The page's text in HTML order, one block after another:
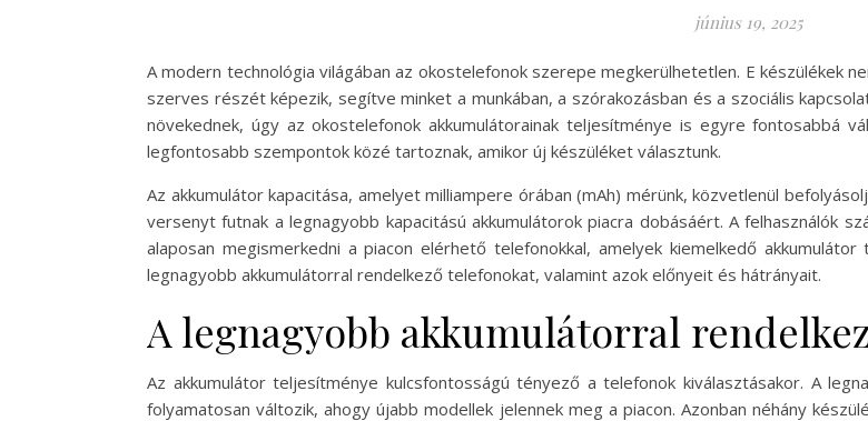
június 19, 2025
A modern technológia világában az okostelefonok szerepe megkerülhetetlen. E készülékek
szerves részét képezik, segítve minket a munkában, a szórakozásban és a szociális
növekednek, úgy az okostelefonok akkumulátorainak teljesítménye is egyre fontosabbá
legfontosabb szempontok közé tartoznak, amikor új készüléket választunk.
Az akkumulátor kapacitása, amelyet milliampere órában (mAh) mérünk, közvetlenül
versenyt futnak a legnagyobb kapacitású akkumulátorok piacra dobásáért. A felhasználók
alaposan megismerkedni a piacon elérhető telefonokkal, amelyek kiemelkedő
legnagyobb akkumulátorral rendelkező telefonokat, valamint azok előnyeit és hátrányait.
A legnagyobb akkumulátorral
Az akkumulátor teljesítménye kulcsfontosságú tényező a telefonok kiválasztásakor. A
folyamatosan változik, ahogy újabb modellek jelennek meg a piacon. Azonban néhány